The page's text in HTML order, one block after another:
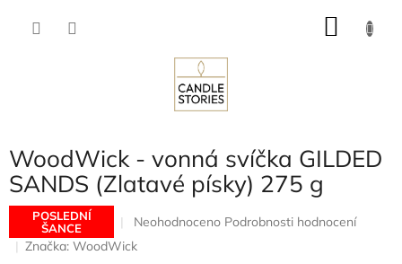
WoodWick - vonná svíčka GILDED
SANDS (Zlatavé písky) 275 g
POSLEDNÍ
ŠANCE
Průměrné
hodnocení
produktu
Neohodnoceno Podrobnosti hodnocení
Značka: WoodWick